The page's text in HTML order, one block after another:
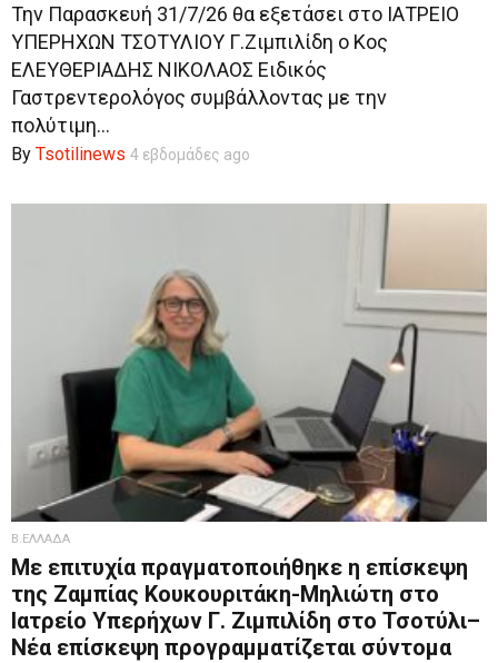
Την Παρασκευή 31/7/26 θα εξετάσει στο ΙΑΤΡΕΙΟ
ΥΠΕΡΗΧΩΝ ΤΣΟΤΥΛΙΟΥ Γ.Ζιμπιλίδη ο Κος
ΕΛΕΥΘΕΡΙΑΔΗΣ ΝΙΚΟΛΑΟΣ Ειδικός
Γαστρεντερολόγος συμβάλλοντας με την
πολύτιμη...
By Tsotilinews 4 εβδομάδες ago
Β.ΕΛΛΑΔΑ
Με επιτυχία πραγματοποιήθηκε η επίσκεψη
της Ζαμπίας Κουκουριτάκη-Μηλιώτη στο
Ιατρείο Υπερήχων Γ. Ζιμπιλίδη στο Τσοτύλι–
Νέα επίσκεψη προγραμματίζεται σύντομα